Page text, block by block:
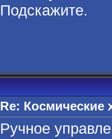
Подскажите.
Re:
Ручное